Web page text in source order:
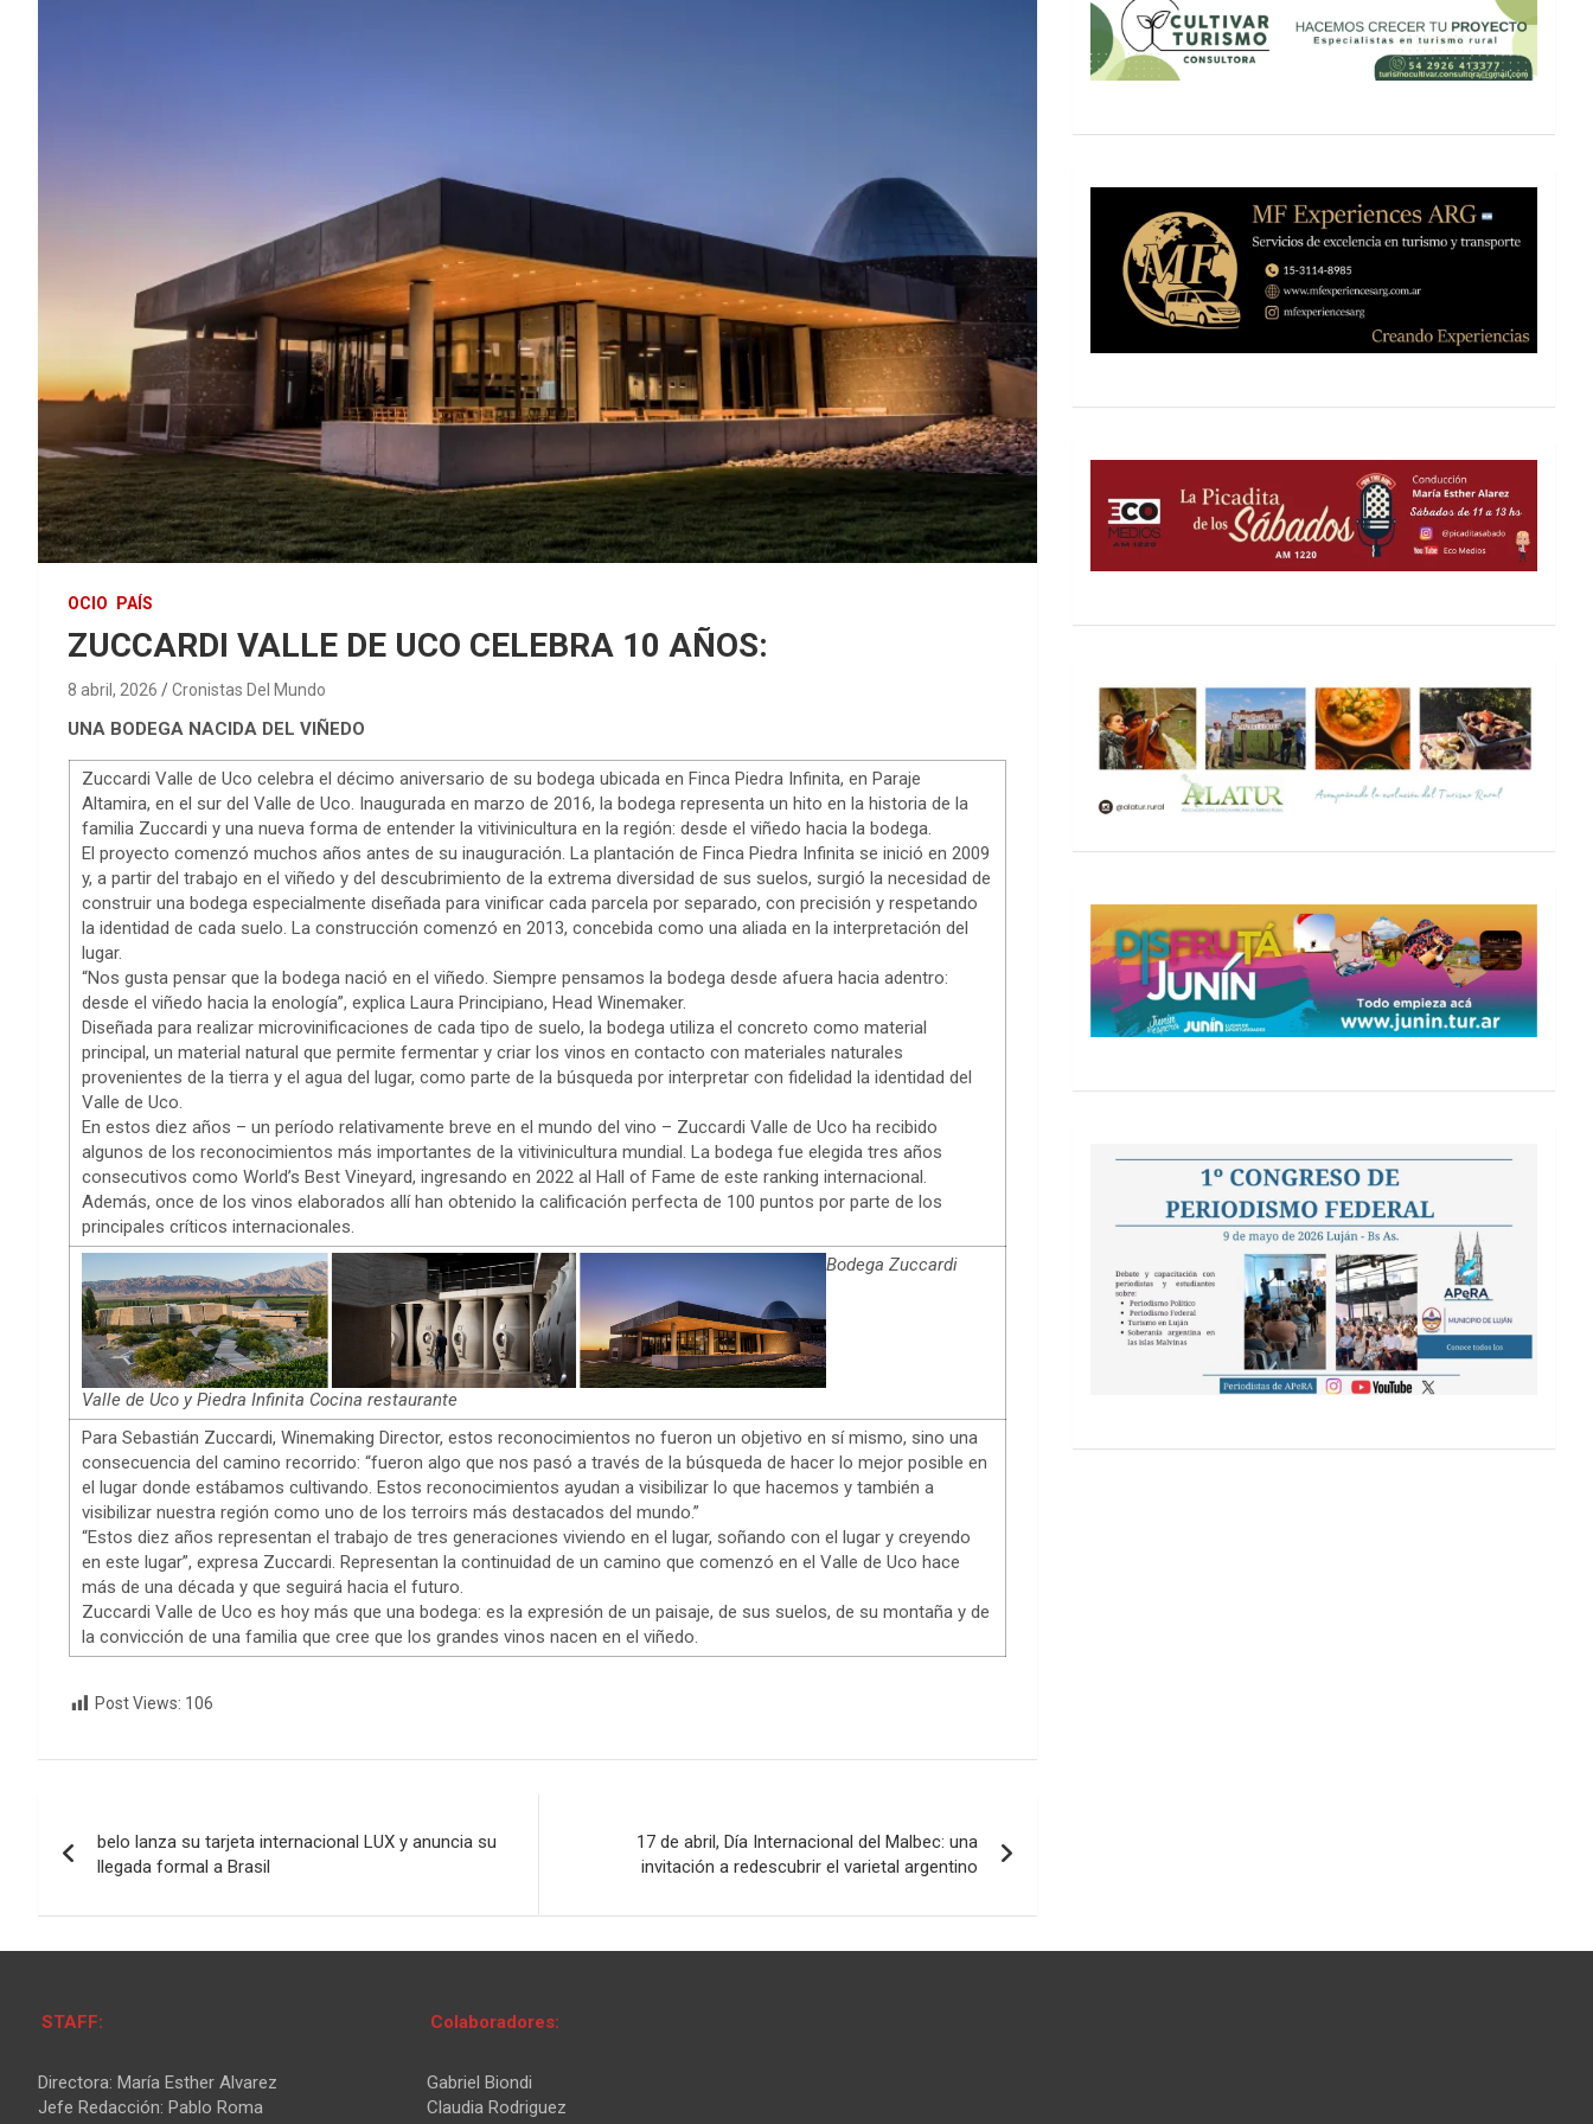
OCIO PAÍS
ZUCCARDI VALLE DE UCO CELEBRA 10 AÑOS:
8 abril, 2026 Cronistas Del Mundo
UNA BODEGA NACIDA DEL VIÑEDO
Zuccardi Valle de Uco celebra el décimo aniversario de su bodega ubicada en Finca Piedra Infinita, en Paraje
Altamira, en el sur del Valle de Uco. Inaugurada en marzo de 2016, la bodega representa un hito en la historia de la
familia Zuccardi y una nueva forma de entender la vitivinicultura en la región: desde el viñedo hacia la bodega.
El proyecto comenzó muchos años antes de su inauguración. La plantación de Finca Piedra Infinita se inició en 2009
y, a partir del trabajo en el viñedo y del descubrimiento de la extrema diversidad de sus suelos, surgió la necesidad de
construir una bodega especialmente diseñada para vinificar cada parcela por separado, con precisión y respetando
la identidad de cada suelo. La construcción comenzó en 2013, concebida como una aliada en la interpretación del
lugar.
“Nos gusta pensar que la bodega nació en el viñedo. Siempre pensamos la bodega desde afuera hacia adentro:
desde el viñedo hacia la enología”, explica Laura Principiano, Head Winemaker.
Diseñada para realizar microvinificaciones de cada tipo de suelo, la bodega utiliza el concreto como material
principal, un material natural que permite fermentar y criar los vinos en contacto con materiales naturales
provenientes de la tierra y el agua del lugar, como parte de la búsqueda por interpretar con fidelidad la identidad del
Valle de Uco.
En estos diez años – un período relativamente breve en el mundo del vino – Zuccardi Valle de Uco ha recibido
algunos de los reconocimientos más importantes de la vitivinicultura mundial. La bodega fue elegida tres años
consecutivos como World’s Best Vineyard, ingresando en 2022 al Hall of Fame de este ranking internacional.
Además, once de los vinos elaborados allí han obtenido la calificación perfecta de 100 puntos por parte de los
principales críticos internacionales.
Bodega Zuccardi
Valle de Uco y Piedra Infinita Cocina restaurante
Para Sebastián Zuccardi, Winemaking Director, estos reconocimientos no fueron un objetivo en sí mismo, sino una
consecuencia del camino recorrido: “fueron algo que nos pasó a través de la búsqueda de hacer lo mejor posible en
el lugar donde estábamos cultivando. Estos reconocimientos ayudan a visibilizar lo que hacemos y también a
visibilizar nuestra región como uno de los terroirs más destacados del mundo.”
“Estos diez años representan el trabajo de tres generaciones viviendo en el lugar, soñando con el lugar y creyendo
en este lugar”, expresa Zuccardi. Representan la continuidad de un camino que comenzó en el Valle de Uco hace
más de una década y que seguirá hacia el futuro.
Zuccardi Valle de Uco es hoy más que una bodega: es la expresión de un paisaje, de sus suelos, de su montaña y de
la convicción de una familia que cree que los grandes vinos nacen en el viñedo.
Post Views: 106
de
entradas
belo lanza su tarjeta internacional LUX y anuncia su
llegada formal a Brasil
17 de abril, Día Internacional del Malbec: una
invitación a redescubrir el varietal argentino
STAFF:
Directora: María Esther Alvarez
Jefe Redacción: Pablo Roma
Colaboradores:
Gabriel Biondi
Claudia Rodriguez